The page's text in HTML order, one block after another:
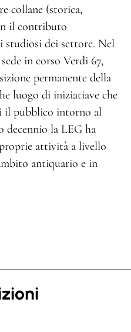
collane (storica,
il contributo
studiosi dei settore. Nel
in corso Verdi 67,
permanente della
luogo di iniziatiave che
il pubblico intorno al
decennio la LEG ha
attività a livello
antiquario e in